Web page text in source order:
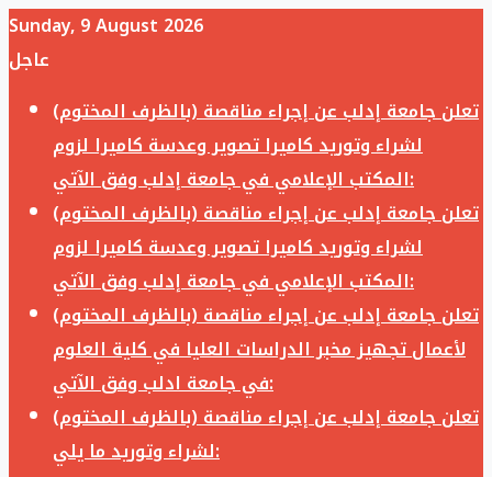
Sunday, 9 August 2026
عاجل
تعلن جامعة إدلب عن إجراء مناقصة (بالظرف المختوم)
لشراء وتوريد كاميرا تصوير وعدسة كاميرا لزوم
المكتب الإعلامي في جامعة إدلب وفق الآتي:
تعلن جامعة إدلب عن إجراء مناقصة (بالظرف المختوم)
لشراء وتوريد كاميرا تصوير وعدسة كاميرا لزوم
المكتب الإعلامي في جامعة إدلب وفق الآتي:
تعلن جامعة إدلب عن إجراء مناقصة (بالظرف المختوم)
لأعمال تجهيز مخبر الدراسات العليا في كلية العلوم
في جامعة ادلب وفق الآتي:
تعلن جامعة إدلب عن إجراء مناقصة (بالظرف المختوم)
لشراء وتوريد ما يلي: